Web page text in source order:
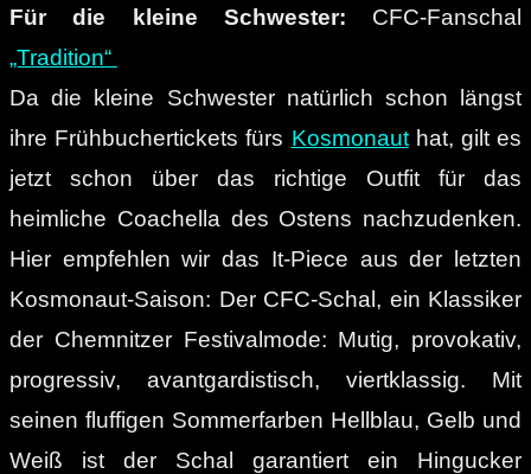
Für die kleine Schwester: CFC-Fanschal
„Tradition“
Da die kleine Schwester natürlich schon längst
ihre Frühbuchertickets fürs Kosmonauthat, gilt es
jetzt schon über das richtige Outfit für das
heimliche Coachella des Ostens nachzudenken.
Hier empfehlen wir das It-Piece aus der letzten
Kosmonaut-Saison: Der CFC-Schal, ein Klassiker
der Chemnitzer Festivalmode: Mutig, provokativ,
progressiv, avantgardistisch, viertklassig. Mit
seinen fluffigen Sommerfarben Hellblau, Gelb und
Weiß ist der Schal garantiert ein Hingucker